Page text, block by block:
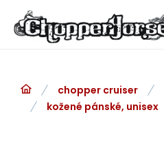
chopper cruiser
kožené pánské, unisex